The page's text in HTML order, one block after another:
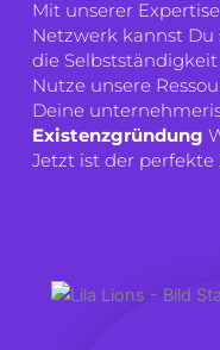
Mit unserer
Netzwerk kannst Du
die
Nutze unsere
Deine
Existenzgründung
Jetzt ist der